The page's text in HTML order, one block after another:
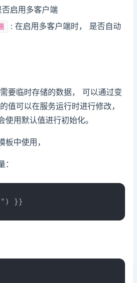
否启用多客户端
: 在启用多客户端时， 是否自动
要临时存储的数据， 可以通过变
值可以在服务运行时进行修改，
用默认值进行初始化。
中使用，
") }}